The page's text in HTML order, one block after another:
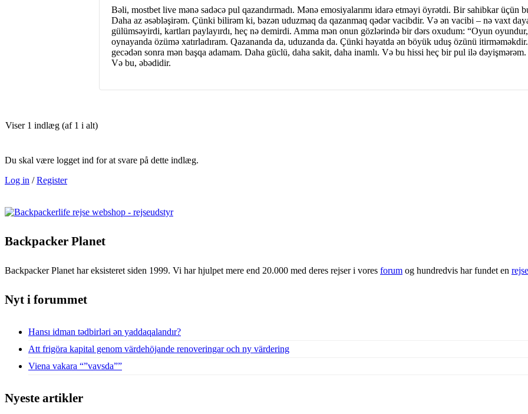
Bəli, mostbet live mənə sadəcə pul qazandırmadı. Mənə emosiyalarımı idarə etməyi öyrətdi. Bir sahibkar
Daha az əsəbləşirəm. Çünki bilirəm ki, bəzən uduzmaq da qazanmaq qədər vacibdir. Və ən vacibi – nə vaxt
gülümsəyirdi, kartları paylayırdı, heç nə demirdi. Amma mən onun gözlərində bir dərs oxudum: “Oyun
oynayanda özümə xatırladıram. Qazananda da, uduzanda da. Çünki həyatda ən böyük uduş özünü
gecədən sonra mən başqa adamam. Daha güclü, daha sakit, daha inamlı. Və bu hissi heç bir pul ilə
Və bu, əbədidir.
Viser 1 indlæg (af 1 i alt)
Du skal være logget ind for at svare på dette indlæg.
Log in /Register
Backpacker Planet
Backpacker Planet har eksisteret siden 1999. Vi har hjulpet mere end 20.000 med deres rejser i vores forum og hundredvis har fundet en
Nyt i forummet
Hansı idman tədbirləri ən yaddaqalandır?
Att frigöra kapital genom värdehöjande renoveringar och ny värdering
Viena vakara “”vavsda””
Nyeste artikler